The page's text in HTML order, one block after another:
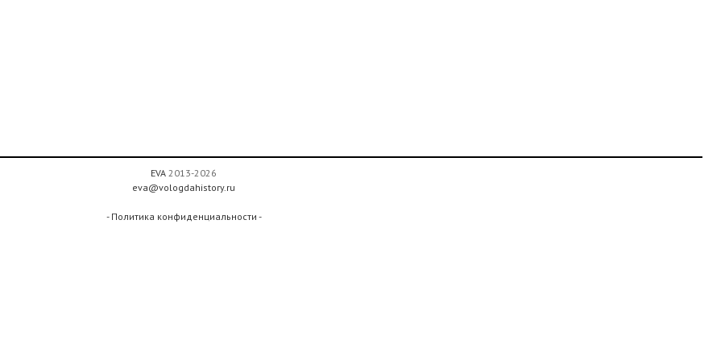
EVA 2013-2026
eva@vologdahistory.ru
- Политика конфиденциальности -